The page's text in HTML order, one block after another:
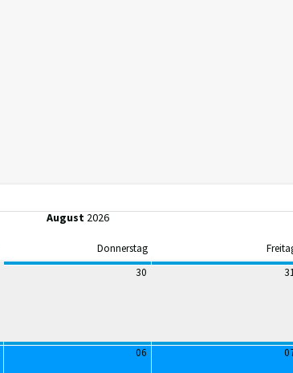
August 2026
Donnerstag
30
06